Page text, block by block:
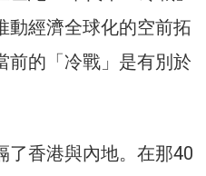
動經濟全球化的空前拓
前的「冷戰」是有別於
了香港與內地。在那40